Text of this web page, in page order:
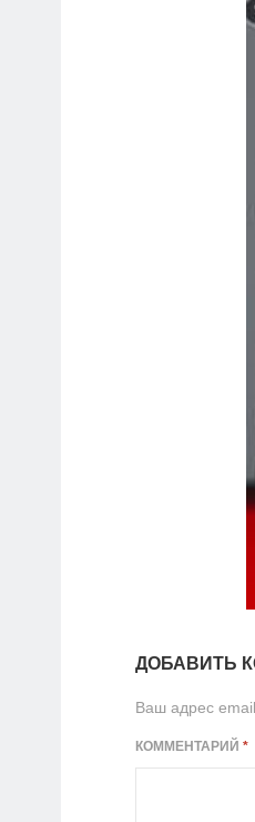
ДОБАВИТЬ
Ваш адрес
КОММЕНТАРИЙ *